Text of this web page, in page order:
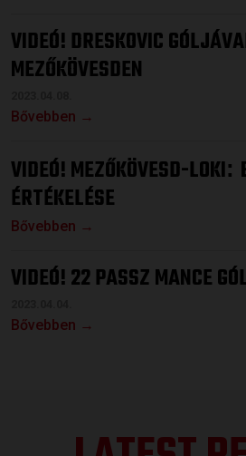
VIDEÓ! DRESKOVIC
MEZŐKÖVESDEN
Bővebben →
VIDEÓ! MEZŐKÖVESD-LOKI:
ÉRTÉKELÉSE
Bővebben →
VIDEÓ! 22 PASSZ MANCE
Bővebben →